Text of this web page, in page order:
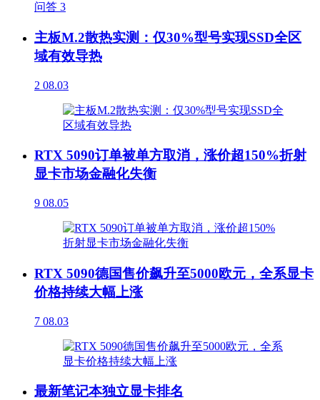
问答 3
主板M.2散热实测：仅30%型号实现SSD全区
域有效导热
2 08.03
RTX 5090订单被单方取消，涨价超150%折射
显卡市场金融化失衡
9 08.05
RTX 5090德国售价飙升至5000欧元，全系显卡
价格持续大幅上涨
7 08.03
最新笔记本独立显卡排名